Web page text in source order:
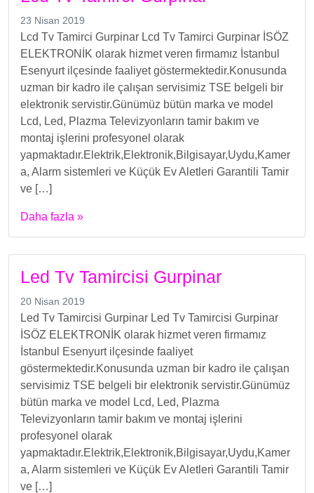
23 Nisan 2019
Lcd Tv Tamirci Gurpinar Lcd Tv Tamirci Gurpinar İSÖZ
ELEKTRONİK olarak hizmet veren firmamız İstanbul
Esenyurt ilçesinde faaliyet göstermektedir.Konusunda
uzman bir kadro ile çalışan servisimiz TSE belgeli bir
elektronik servistir.Günümüz bütün marka ve model
Lcd, Led, Plazma Televizyonların tamir bakım ve
montaj işlerini profesyonel olarak
yapmaktadır.Elektrik,Elektronik,Bilgisayar,Uydu,Kamer
a, Alarm sistemleri ve Küçük Ev Aletleri Garantili Tamir
ve […]
Daha fazla »
Led Tv Tamircisi Gurpinar
20 Nisan 2019
Led Tv Tamircisi Gurpinar Led Tv Tamircisi Gurpinar
İSÖZ ELEKTRONİK olarak hizmet veren firmamız
İstanbul Esenyurt ilçesinde faaliyet
göstermektedir.Konusunda uzman bir kadro ile çalışan
servisimiz TSE belgeli bir elektronik servistir.Günümüz
bütün marka ve model Lcd, Led, Plazma
Televizyonların tamir bakım ve montaj işlerini
profesyonel olarak
yapmaktadır.Elektrik,Elektronik,Bilgisayar,Uydu,Kamer
a, Alarm sistemleri ve Küçük Ev Aletleri Garantili Tamir
ve […]